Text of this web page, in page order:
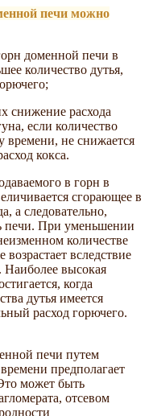
печи можно
доменной печи в
количество дутья,
снижение расхода
если количество
времени, не снижается
кокса.
в горн в
сгорающее в
а следовательно,
печи. При уменьшении
количестве
вследствие
Наиболее высокая
когда
дутья имеется
расход горючего.
печи путем
предполагает
может быть
отсевом